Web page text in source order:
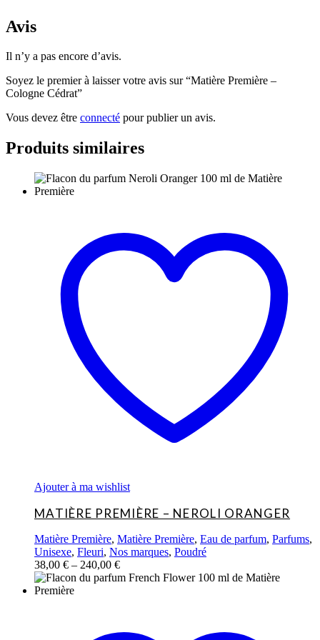
Avis
Il n’y a pas encore d’avis.
Soyez le premier à laisser votre avis sur “Matière Première –
Cologne Cédrat”
Vous devez être connecté pour publier un avis.
Produits similaires
variations.
options
peuvent
choisies
Ajouter à ma wishlist
MATIÈRE PREMIÈRE – NEROLI ORANGER
Matière Première, Matière Première, Eau de parfum, Parfums,
Unisexe, Fleuri, Nos marques, Poudré
38,00 € – 240,00 €